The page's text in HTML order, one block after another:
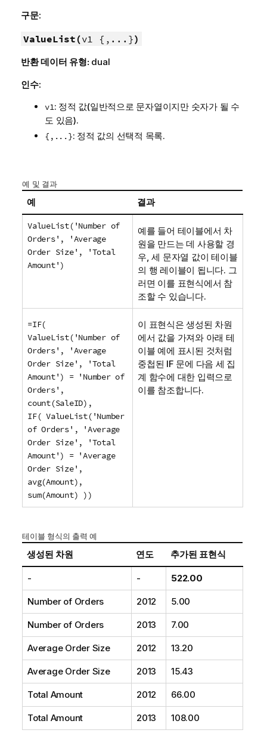
구문:
ValueList(v1 {,...})
반환 데이터 유형: dual
인수:
v1: 정적 값(일반적으로 문자열이지만 숫자가 될 수
도 있음).
{,...}: 정적 값의 선택적 목록.
예 및 결과
예 결과
ValueList('Number of
Orders', 'Average
Order Size', 'Total
Amount')
예를 들어 테이블에서 차
원을 만드는 데 사용할 경
우, 세 문자열 값이 테이블
의 행 레이블이 됩니다. 그
러면 이를 표현식에서 참
조할 수 있습니다.
=IF(
ValueList('Number of
Orders', 'Average
Order Size', 'Total
Amount') = 'Number of
Orders',
count(SaleID),
IF( ValueList('Number
of Orders', 'Average
Order Size', 'Total
Amount') = 'Average
Order Size',
avg(Amount),
sum(Amount) ))
이 표현식은 생성된 차원
에서 값을 가져와 아래 테
이블 예에 표시된 것처럼
중첩된 IF 문에 다음 세 집
계 함수에 대한 입력으로
이를 참조합니다.
테이블 형식의 출력 예
생성된 차원 연도 추가된 표현식
- - 522.00
Number of Orders 2012 5.00
Number of Orders 2013 7.00
Average Order Size 2012 13.20
Average Order Size 2013 15.43
Total Amount 2012 66.00
Total Amount 2013 108.00